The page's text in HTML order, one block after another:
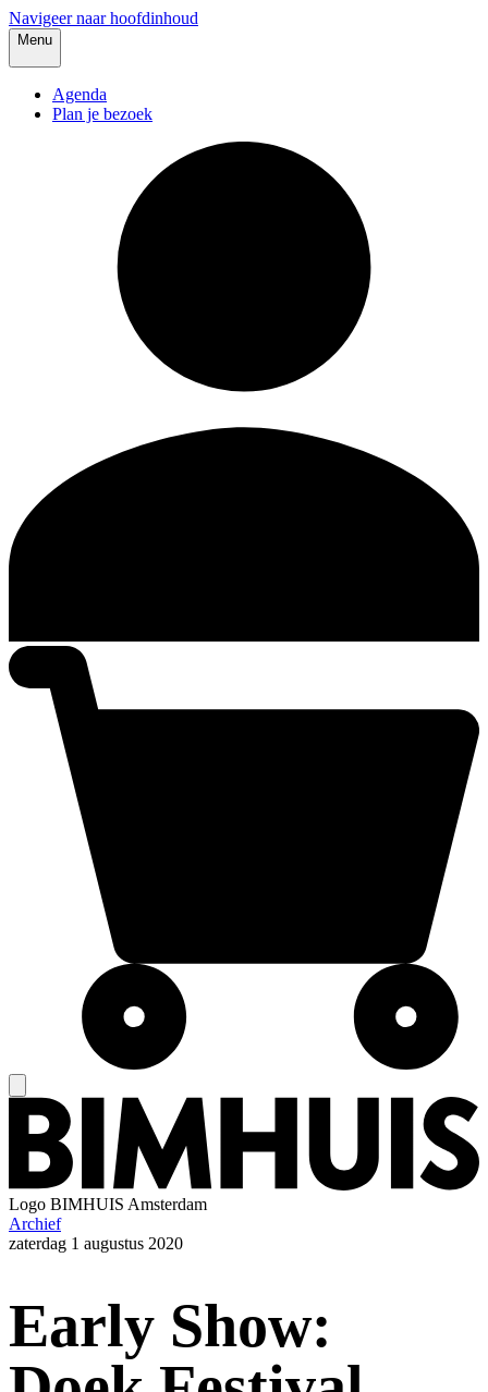
Navigeer naar hoofdinhoud
Menu
Agenda
Plan je bezoek
Logo BIMHUIS Amsterdam
Archief
zaterdag 1 augustus 2020
Early Show: